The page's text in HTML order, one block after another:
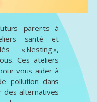
parents à
santé et
« Nesting »,
Ces ateliers
vous aider à
pollution dans
alternatives